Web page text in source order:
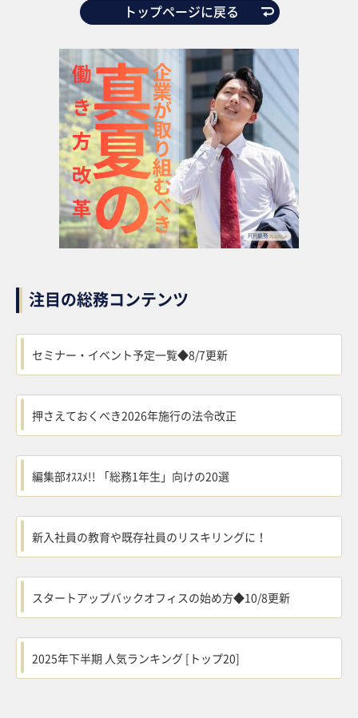
トップページに戻る
注目の総務コンテンツ
セミナー・イベント予定一覧◆8/7更新
押さえておくべき2026年施行の法令改正
編集部ｵｽｽﾒ!! 「総務1年生」向けの20選
新入社員の教育や既存社員のリスキリングに！
スタートアップバックオフィスの始め方◆10/8更新
2025年下半期 人気ランキング [トップ20]